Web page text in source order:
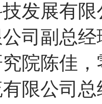
发展有
司副总
院陈佳
限公司